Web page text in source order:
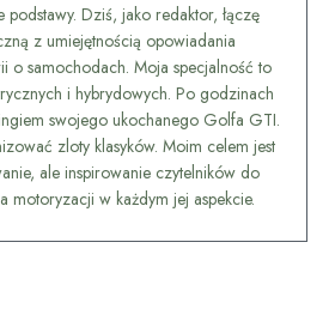
podstawy. Dziś, jako redaktor, łączę
z umiejętnością opowiadania
o samochodach. Moja specjalność to
i hybrydowych. Po godzinach
swojego ukochanego Golfa GTI.
zloty klasyków. Moim celem jest
ale inspirowanie czytelników do
motoryzacji w każdym jej aspekcie.